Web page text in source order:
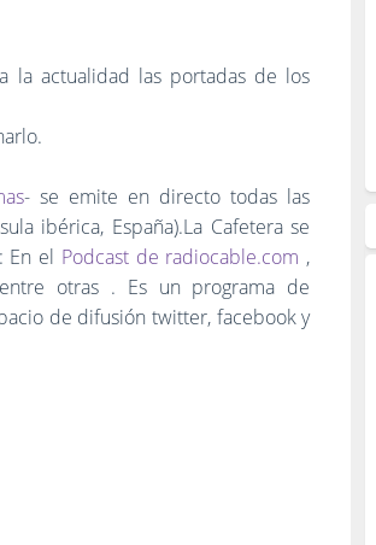
la actualidad las portadas de los
- se emite en directo todas las
ibérica, España).La Cafetera se
En el Podcast de radiocable.com ,
otras . Es un programa de
de difusión twitter, facebook y